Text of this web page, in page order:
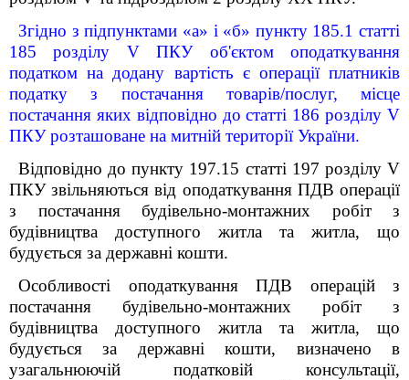
Згідно з підпунктами «а» і «б» пункту 185.1 статті
185 розділу V ПКУ об'єктом оподаткування
податком на додану вартість є операції платників
податку з постачання товарів/послуг, місце
постачання яких відповідно до статті 186 розділу V
ПКУ розташоване на митній території України.
Відповідно до пункту 197.15 статті 197 розділу V
ПКУ звільняються від оподаткування ПДВ операції
з постачання будівельно-монтажних робіт з
будівництва доступного житла та житла, що
будується за державні кошти.
Особливості оподаткування ПДВ операцій з
постачання будівельно-монтажних робіт з
будівництва доступного житла та житла, що
будується за державні кошти, визначено в
узагальнюючій податковій консультації,